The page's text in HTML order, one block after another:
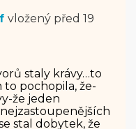
vložený před 19
staly krávy…to
to pochopila, že-
že jeden
stal dobytek, že